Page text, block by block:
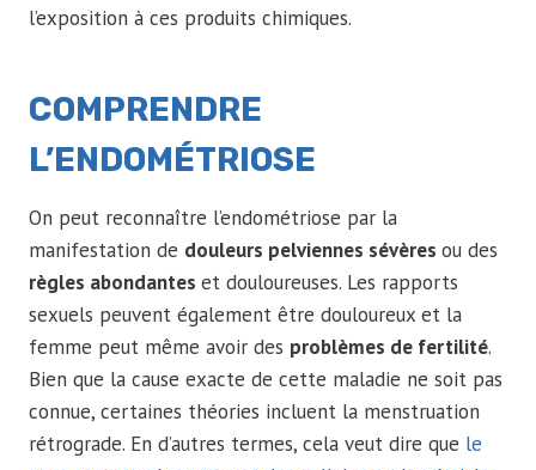
l’exposition à ces produits chimiques.
COMPRENDRE
L’ENDOMÉTRIOSE
On peut reconnaître l’endométriose par la
manifestation de douleurs pelviennes sévères ou des
règles abondantes et douloureuses. Les rapports
sexuels peuvent également être douloureux et la
femme peut même avoir des problèmes de fertilité.
Bien que la cause exacte de cette maladie ne soit pas
connue, certaines théories incluent la menstruation
rétrograde. En d’autres termes, cela veut dire que le